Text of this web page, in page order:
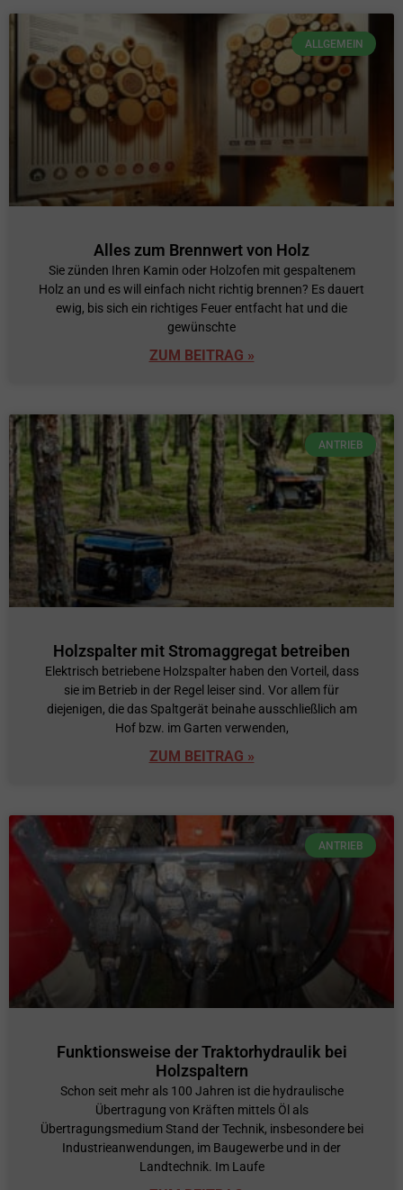
ALLGEMEIN
Alles zum Brennwert von Holz
Sie zünden Ihren Kamin oder Holzofen mit gespaltenem
Holz an und es will einfach nicht richtig brennen? Es dauert
ewig, bis sich ein richtiges Feuer entfacht hat und die
gewünschte
ZUM BEITRAG »
ANTRIEB
Holzspalter mit Stromaggregat betreiben
Elektrisch betriebene Holzspalter haben den Vorteil, dass
sie im Betrieb in der Regel leiser sind. Vor allem für
diejenigen, die das Spaltgerät beinahe ausschließlich am
Hof bzw. im Garten verwenden,
ZUM BEITRAG »
ANTRIEB
Funktionsweise der Traktorhydraulik bei
Holzspaltern
Schon seit mehr als 100 Jahren ist die hydraulische
Übertragung von Kräften mittels Öl als
Übertragungsmedium Stand der Technik, insbesondere bei
Industrieanwendungen, im Baugewerbe und in der
Landtechnik. Im Laufe